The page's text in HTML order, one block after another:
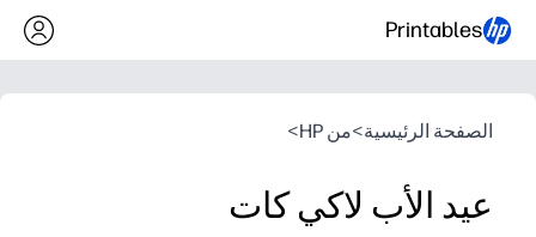
Printables
الصفحة الرئيسية>من HP >
عيد الأب لاكي كات